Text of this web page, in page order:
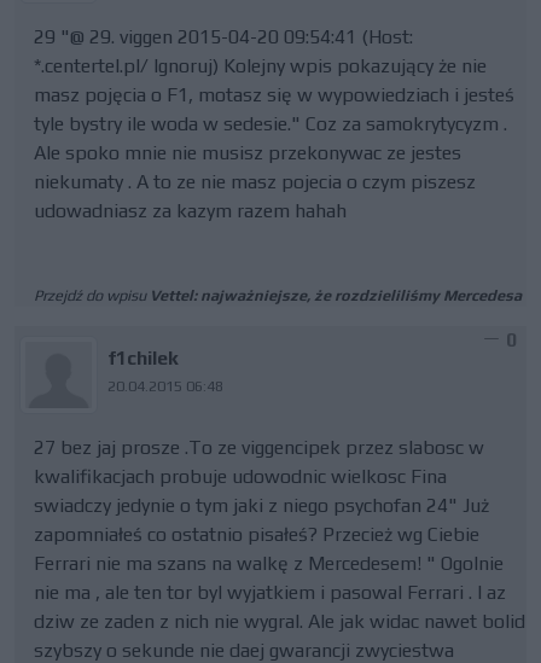
29 "@ 29. viggen 2015-04-20 09:54:41 (Host:
*.centertel.pl/ Ignoruj) Kolejny wpis pokazujący że nie
masz pojęcia o F1, motasz się w wypowiedziach i jesteś
tyle bystry ile woda w sedesie." Coz za samokrytycyzm .
Ale spoko mnie nie musisz przekonywac ze jestes
niekumaty . A to ze nie masz pojecia o czym piszesz
udowadniasz za kazym razem hahah
Przejdź do wpisu Vettel: najważniejsze, że rozdzieliliśmy Mercedesa
f1chilek
20.04.2015 06:48
0
27 bez jaj prosze .To ze viggencipek przez slabosc w
kwalifikacjach probuje udowodnic wielkosc Fina
swiadczy jedynie o tym jaki z niego psychofan 24" Już
zapomniałeś co ostatnio pisałeś? Przecież wg Ciebie
Ferrari nie ma szans na walkę z Mercedesem! " Ogolnie
nie ma , ale ten tor byl wyjatkiem i pasowal Ferrari . I az
dziw ze zaden z nich nie wygral. Ale jak widac nawet bolid
szybszy o sekunde nie daej gwarancji zwyciestwa